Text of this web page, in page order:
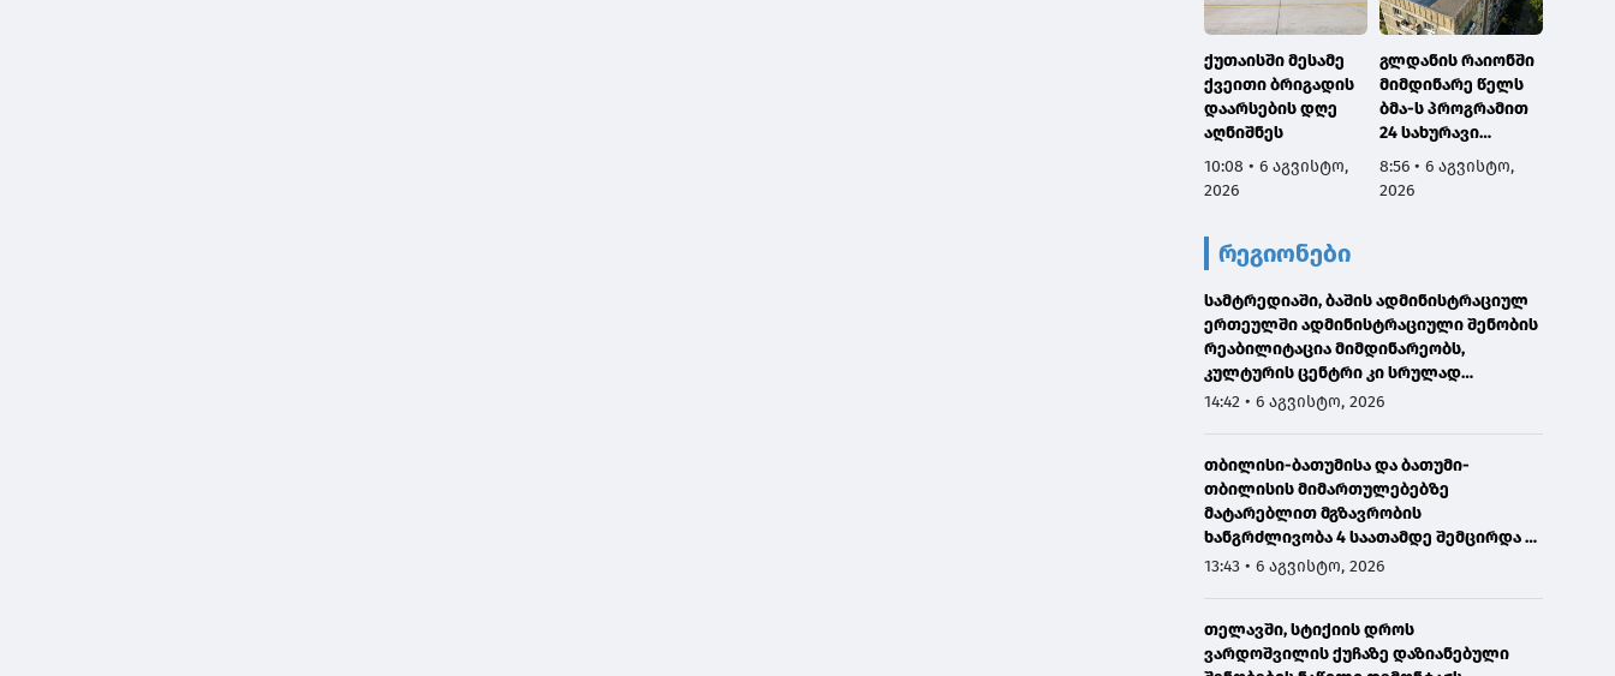
ქუთაისში მესამე
ქვეითი ბრიგადის
დაარსების დღე
აღნიშნეს
10:08 • 6 აგვისტო,
2026
გლდანის რაიონში
მიმდინარე წელს
ბმა-ს პროგრამით
24 სახურავი
რეაბილიტირდა
8:56 • 6 აგვისტო,
2026
რეგიონები
სამტრედიაში, ბაშის ადმინისტრაციულ
ერთეულში ადმინისტრაციული შენობის
რეაბილიტაცია მიმდინარეობს,
კულტურის ცენტრი კი სრულად
განახლდა
14:42 • 6 აგვისტო, 2026
თბილისი-ბათუმისა და ბათუმი-
თბილისის მიმართულებებზე
მატარებლით მგზავრობის
ხანგრძლივობა 4 საათამდე შემცირდა -
თბილისი-ბათუმი-თბილისის
13:43 • 6 აგვისტო, 2026
თელავში, სტიქიის დროს
ვარდოშვილის ქუჩაზე დაზიანებული